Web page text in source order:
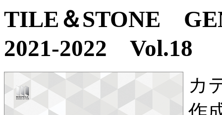
TILE＆STONE
2021-2022 Vol.18
カ